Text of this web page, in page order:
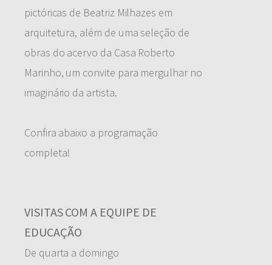
pictóricas de Beatriz Milhazes em
arquitetura, além de uma seleção de
obras do acervo da Casa Roberto
Marinho, um convite para mergulhar no
imaginário da artista.
Confira abaixo a programação
completa!
VISITAS COM A EQUIPE DE
EDUCAÇÃO
De quarta a domingo